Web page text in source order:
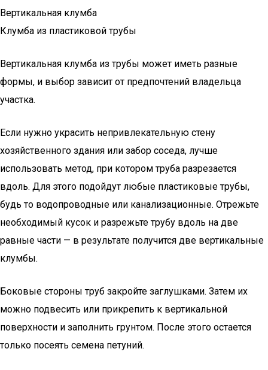
Вертикальная клумба
Клумба из пластиковой трубы
Вертикальная клумба из трубы может иметь разные
формы, и выбор зависит от предпочтений владельца
участка.
Если нужно украсить непривлекательную стену
хозяйственного здания или забор соседа, лучше
использовать метод, при котором труба разрезается
вдоль. Для этого подойдут любые пластиковые трубы,
будь то водопроводные или канализационные. Отрежьте
необходимый кусок и разрежьте трубу вдоль на две
равные части — в результате получится две вертикальные
клумбы.
Боковые стороны труб закройте заглушками. Затем их
можно подвесить или прикрепить к вертикальной
поверхности и заполнить грунтом. После этого остается
только посеять семена петуний.